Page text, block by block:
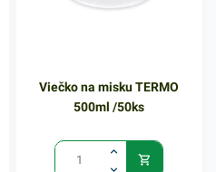
nepríjemnosť manipulácie s
odpadom. Využiť ich môžete
oblečenia alebo počas
Viečko na misku TERMO
500ml /50ks